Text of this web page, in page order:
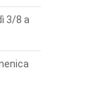
3/8 a